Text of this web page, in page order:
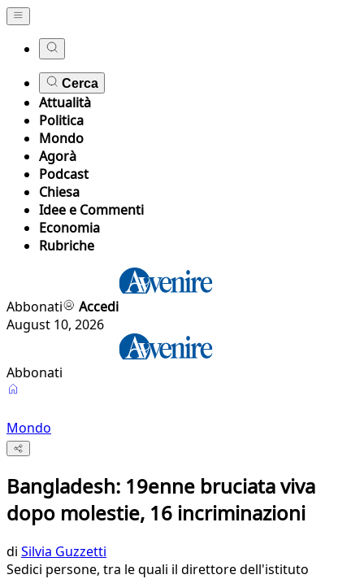
Cerca
Attualità
Politica
Mondo
Agorà
Podcast
Chiesa
Idee e Commenti
Economia
Rubriche
Abbonati
Accedi
August 10, 2026
Abbonati
Mondo
Bangladesh: 19enne bruciata viva
dopo molestie, 16 incriminazioni
di Silvia Guzzetti
Sedici persone, tra le quali il direttore dell'istituto